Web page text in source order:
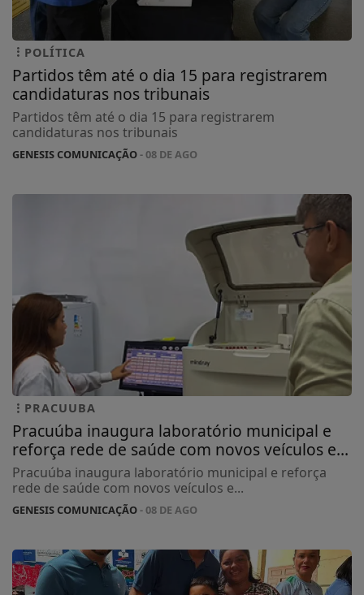
POLÍTICA
Partidos têm até o dia 15 para registrarem
candidaturas nos tribunais
Partidos têm até o dia 15 para registrarem
candidaturas nos tribunais
GENESIS COMUNICAÇÃO- 08 DE AGO
PRACUUBA
Pracuúba inaugura laboratório municipal e
reforça rede de saúde com novos veículos e...
Pracuúba inaugura laboratório municipal e reforça
rede de saúde com novos veículos e...
GENESIS COMUNICAÇÃO- 08 DE AGO